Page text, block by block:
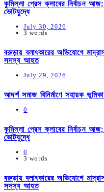
কুমিল্লা প্রেস ক্লাবের নির্বাচন
ভোটযুদ্ধে
July 30, 2026
3 words
বরুড়ায় বলাৎকারের অভিযোগে
সদস্য আহত
July 29, 2026
আদর্শ সমাজ বিনির্মাণে সহায়ক
0
কুমিল্লা প্রেস ক্লাবের নির্বাচন
ভোটযুদ্ধে
0
3 words
বরুড়ায় বলাৎকারের অভিযোগে
সদস্য আহত